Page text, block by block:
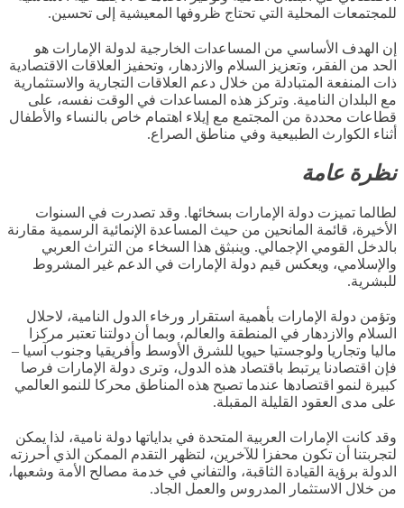
للمجتمعات المحلية ا لتي تحتاج ظروفها المعيشية إلى تحسين.
إن الهدف الأساسي من المساعدات الخارجية لدولة الإمارات هو
الحد من الفقر، وتعزيز السلام والازدهار، وتحفيز العلاقات الاقتصادية
ذات المنفعة المتبادلة من خلال دعم العلاقات التجارية والاستثمارية
مع البلدان النامية. وتركز هذه المساعدات في الوقت نفسه، على
قطاعات محددة من المجتمع مع إيلاء اهتمام خاص بالنساء والأطفال
أثناء الكوارث الطبيعية وفي مناطق الصراع.
نظرة عامة
لطالما تميزت دولة الإمارات بسخائها. وقد تصدرت في السنوات
الأخيرة، قائمة المانحين من حيث المساعدة الإنمائية الرسمية مقارنة
بالدخل القومي الإجمالي. وينبثق هذا السخاء من التراث العربي
والإسلامي، ويعكس قيم دولة الإمارات في الدعم غير المشروط
للبشرية.
وتؤمن دولة الإمارات بأهمية استقرار ورخاء الدول النامية، لاحلال
السلام والازدهار في المنطقة والعالم، وبما أن دولتنا تعتبر مركزا
ماليا وتجاريا ولوجستيا حيويا للشرق الأوسط وأفريقيا وجنوب آسيا –
فإن اقتصادنا يرتبط باقتصاد هذه الدول، وترى دولة الإمارات فرصا
كبيرة لنمو اقتصادها عندما تصبح هذه المناطق محركا للنمو العالمي
على مدى العقود القليلة المقبلة.
وقد كانت الإمارات العربية المتحدة في بداياتها دولة نامية، لذا يمكن
لتجربتنا أن تكون محفزا للآخرين، لتظهر التقدم الممكن الذي أحرزته
الدولة برؤية القيادة الثاقبة، والتفاني في خدمة مصالح الأمة وشعبها،
من خلال الاستثمار المدروس والعمل الجاد.